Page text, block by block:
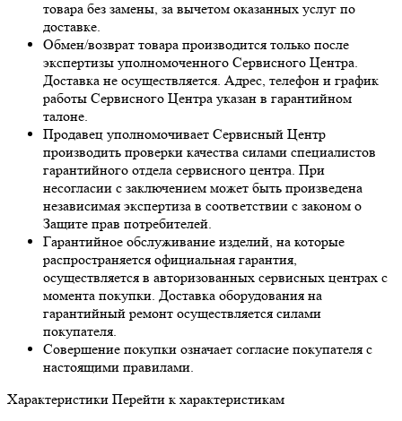
товара без замены, за вычетом оказанных услуг по
доставке.
Обмен/возврат товара производится только после
экспертизы уполномоченного Сервисного Центра.
Доставка не осуществляется. Адрес, телефон и график
работы Сервисного Центра указан в гарантийном
талоне.
Продавец уполномочивает Сервисный Центр
производить проверки качества силами специалистов
гарантийного отдела сервисного центра. При
несогласии с заключением может быть произведена
независимая экспертиза в соответствии с законом о
Защите прав потребителей.
Гарантийное обслуживание изделий, на которые
распространяется официальная гарантия,
осуществляется в авторизованных сервисных центрах с
момента покупки. Доставка оборудования на
гарантийный ремонт осуществляется силами
покупателя.
Совершение покупки означает согласие покупателя с
настоящими правилами.
Характеристики Перейти к характеристикам